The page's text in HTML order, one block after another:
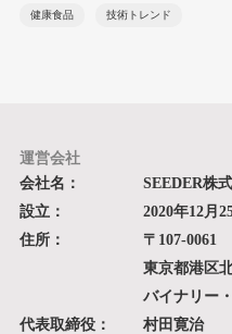
健康食品 技術トレンド
運営会社
会社名：
SEEDER株
設立：
2020年12月
住所：
〒107-0061
東京都港区
バイナリー
代表取締役：
村田寛治